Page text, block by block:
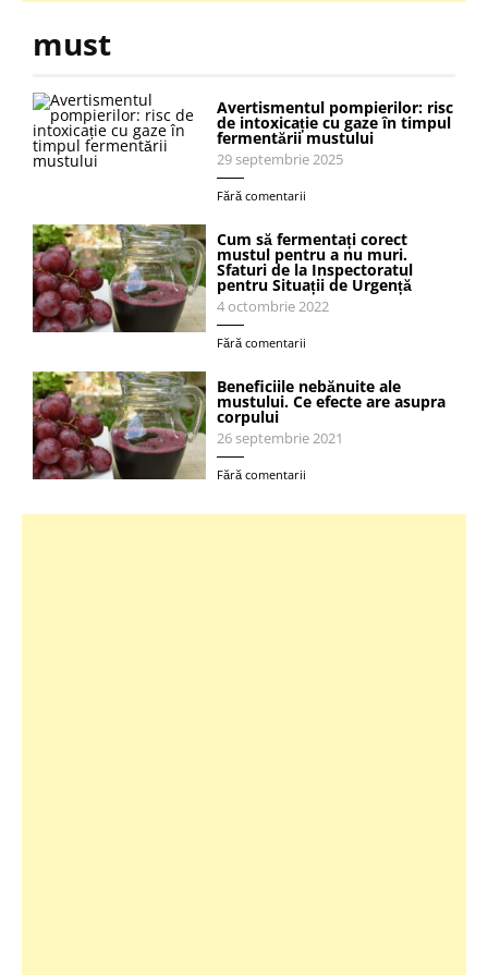
must
Avertismentul pompierilor: risc
de intoxicație cu gaze în timpul
fermentării mustului
29 septembrie 2025
Fără comentarii
Cum să fermentați corect
mustul pentru a nu muri.
Sfaturi de la Inspectoratul
pentru Situații de Urgență
4 octombrie 2022
Fără comentarii
Beneficiile nebănuite ale
mustului. Ce efecte are asupra
corpului
26 septembrie 2021
Fără comentarii